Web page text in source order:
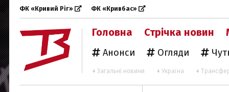
ФК «Кривий Ріг» ФК «Кривбас»
Головна Стрічка новин
Анонси Огляди
+ Загальні новини + Україна +